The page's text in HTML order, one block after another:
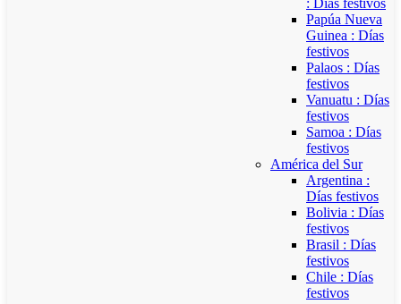
: Días festivos
Papúa Nueva
Guinea : Días
festivos
Palaos : Días
festivos
Vanuatu : Días
festivos
Samoa : Días
festivos
América del Sur
Argentina :
Días festivos
Bolivia : Días
festivos
Brasil : Días
festivos
Chile : Días
festivos